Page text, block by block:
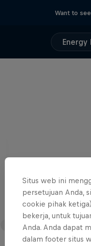
Want to
Energy
Situs web ini
persetujuan Anda,
cookie pihak
bekerja, untuk
Anda. Anda dapat
dalam footer situs